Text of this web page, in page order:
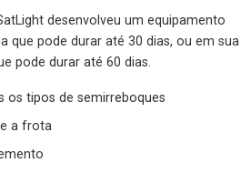
desenvolveu um equipamento
que pode durar até 30 dias, ou em sua
pode durar até 60 dias.
os tipos de semirreboques
a frota